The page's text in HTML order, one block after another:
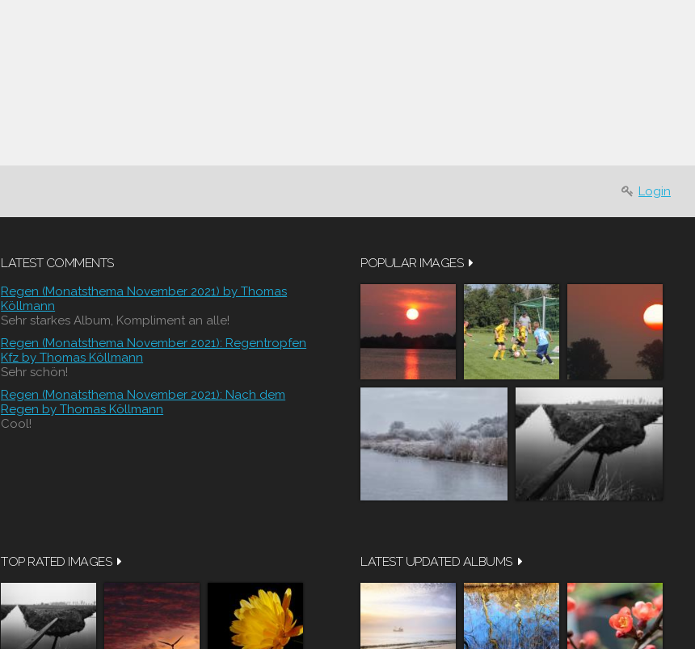
Login
LATEST COMMENTS
Regen (Monatsthema November 2021) by Thomas
Köllmann
Sehr starkes Album, Kompliment an alle!
Regen (Monatsthema November 2021): Regentropfen
Kfz by Thomas Köllmann
Sehr schön!
Regen (Monatsthema November 2021): Nach dem
Regen by Thomas Köllmann
Cool!
POPULAR IMAGES
TOP RATED IMAGES LATEST UPDATED ALBUMS